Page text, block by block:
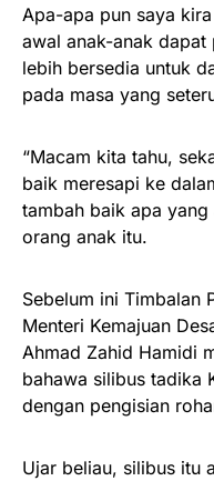
Apa-apa pun saya
awal anak-anak
lebih bersedia untuk
pada masa yang
“Macam kita tahu,
baik meresapi ke
tambah baik apa
orang anak itu.
Sebelum ini Timbalan
Menteri Kemajuan
Ahmad Zahid Hamidi
bahawa silibus tadika
dengan pengisian
Ujar beliau, silibus itu